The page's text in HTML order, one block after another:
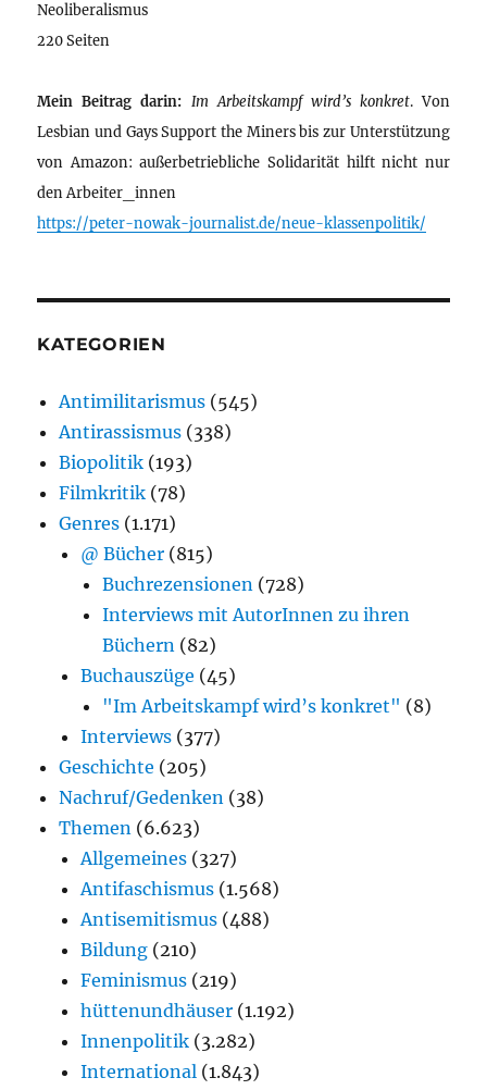
Neoliberalismus
220 Seiten
Mein Beitrag darin: Im Arbeitskampf wird’s konkret. Von
Lesbian und Gays Support the Miners bis zur Unterstützung
von Amazon: außerbetriebliche Solidarität hilft nicht nur
den Arbeiter_innen
https://peter-nowak-journalist.de/neue-klassenpolitik/
KATEGORIEN
Antimilitarismus (545)
Antirassismus (338)
Biopolitik (193)
Filmkritik (78)
Genres (1.171)
@ Bücher (815)
Buchrezensionen (728)
Interviews mit AutorInnen zu ihren
Büchern (82)
Buchauszüge (45)
"Im Arbeitskampf wird’s konkret" (8)
Interviews (377)
Geschichte (205)
Nachruf/Gedenken (38)
Themen (6.623)
Allgemeines (327)
Antifaschismus (1.568)
Antisemitismus (488)
Bildung (210)
Feminismus (219)
hüttenundhäuser (1.192)
Innenpolitik (3.282)
International (1.843)